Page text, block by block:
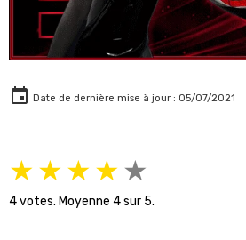
Date de dernière mise à jour : 05/07/2021
★★★★★
4votes. Moyenne 4sur 5.